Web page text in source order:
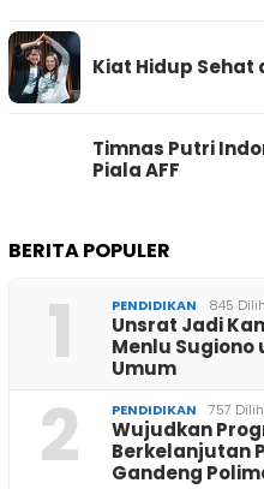
Kiat Hidup Sehat
Timnas Putri
Piala AFF
BERITA POPULER
1 PENDIDIKAN 845
Unsrat Jadi
Menlu Sugiono
Umum
2 PENDIDIKAN 757
Wujudkan
Berkelanjutan
Gandeng